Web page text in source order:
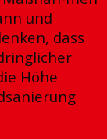
und
dass
Höhe